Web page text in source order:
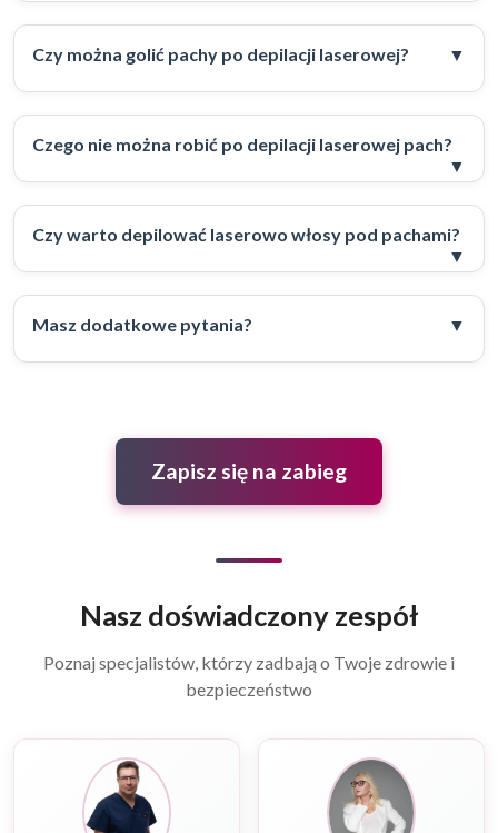
Czy można golić pachy po depilacji laserowej?
Czego nie można robić po depilacji laserowej pach?
Czy warto depilować laserowo włosy pod pachami?
Masz dodatkowe pytania?
Zapisz się na zabieg
Nasz doświadczony zespół
Poznaj specjalistów, którzy zadbają o Twoje zdrowie i
bezpieczeństwo